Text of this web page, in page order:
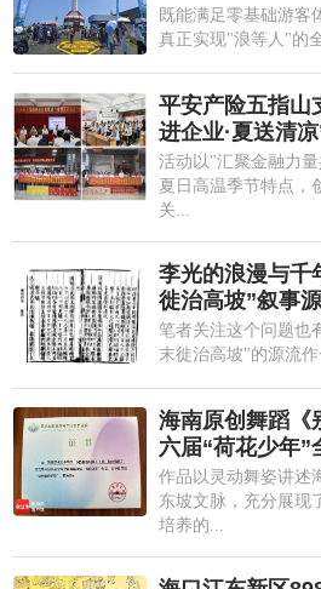
既能满足零基础游客
真正实现"浪等人"的
平安产险五指山
进企业·夏送清
活动以"汇聚金融力
夏日高温季节特点，
关...
李光的浪漫与
徙治高坡”叙事
笔者关注这个问题也
末徙治高坡"的源流
海南原创舞蹈《
六届“荷花少年”
作品以灵动舞姿讲述
东坡文脉，充分展现
培养的...